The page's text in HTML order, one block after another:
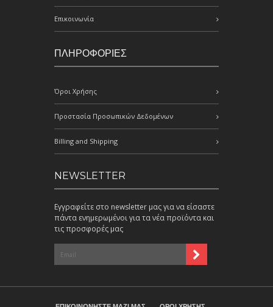
Επικοινωνία
ΠΛΗΡΟΦΟΡΙΕΣ
Όροι Χρήσης
Προστασία Προσωπικών Δεδομένων
Billing and Shipping
NEWSLETTER
Εγγραφείτε στο newsletter μας για να είσαστε
πάντα ενημερωμένοι για τα νέα προϊόντα και
τις προσφορές μας